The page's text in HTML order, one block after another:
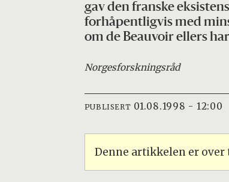
gav den franske
forhåpentligvis med
om de Beauvoir ellers
Norgesforskningsråd
PUBLISERT 01.08.1998 - 12:00
Denne artikkelen er